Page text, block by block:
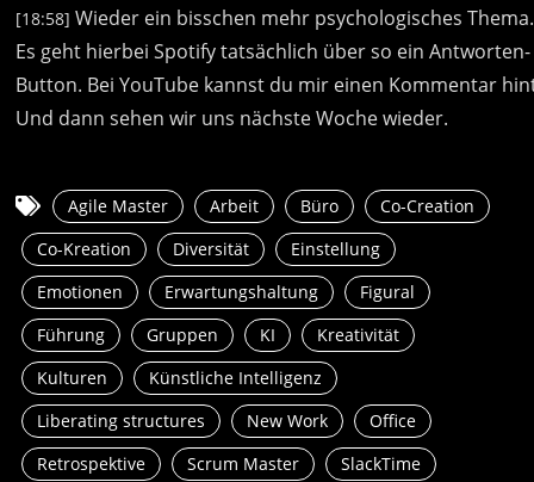
[18:58] Wieder ein bisschen mehr psychologisches Thema.
Es geht hierbei Spotify tatsächlich über so ein Antworten-
Button. Bei YouTube kannst du mir einen Kommentar
Und dann sehen wir uns nächste Woche wieder.
Agile Master Arbeit Büro
Co-Creation
Co-Kreation
Diversität
Einstellung
Emotionen
Erwartungshaltung
Figural
Führung
Gruppen KI
Kreativität
Kulturen
Künstliche Intelligenz
Liberating structures
New Work
Office
Retrospektive
Scrum Master
SlackTime